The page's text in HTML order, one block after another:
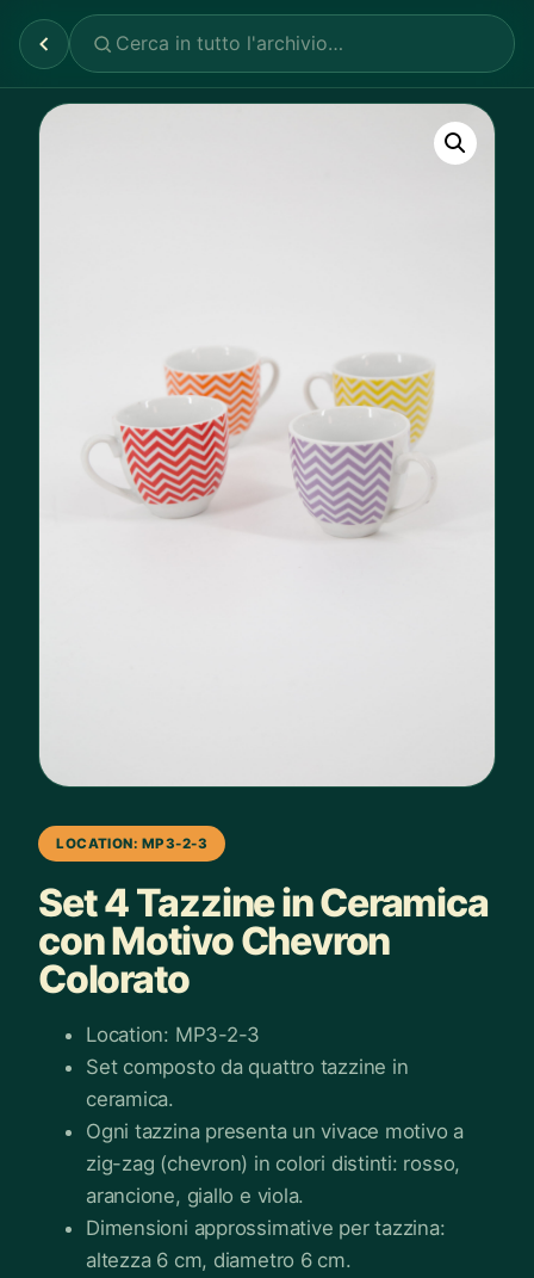
LOCATION: MP3-2-3
Set 4 Tazzine in Ceramica
con Motivo Chevron
Colorato
Location: MP3-2-3
Set composto da quattro tazzine in
ceramica.
Ogni tazzina presenta un vivace motivo a
zig-zag (chevron) in colori distinti: rosso,
arancione, giallo e viola.
Dimensioni approssimative per tazzina:
altezza 6 cm, diametro 6 cm.